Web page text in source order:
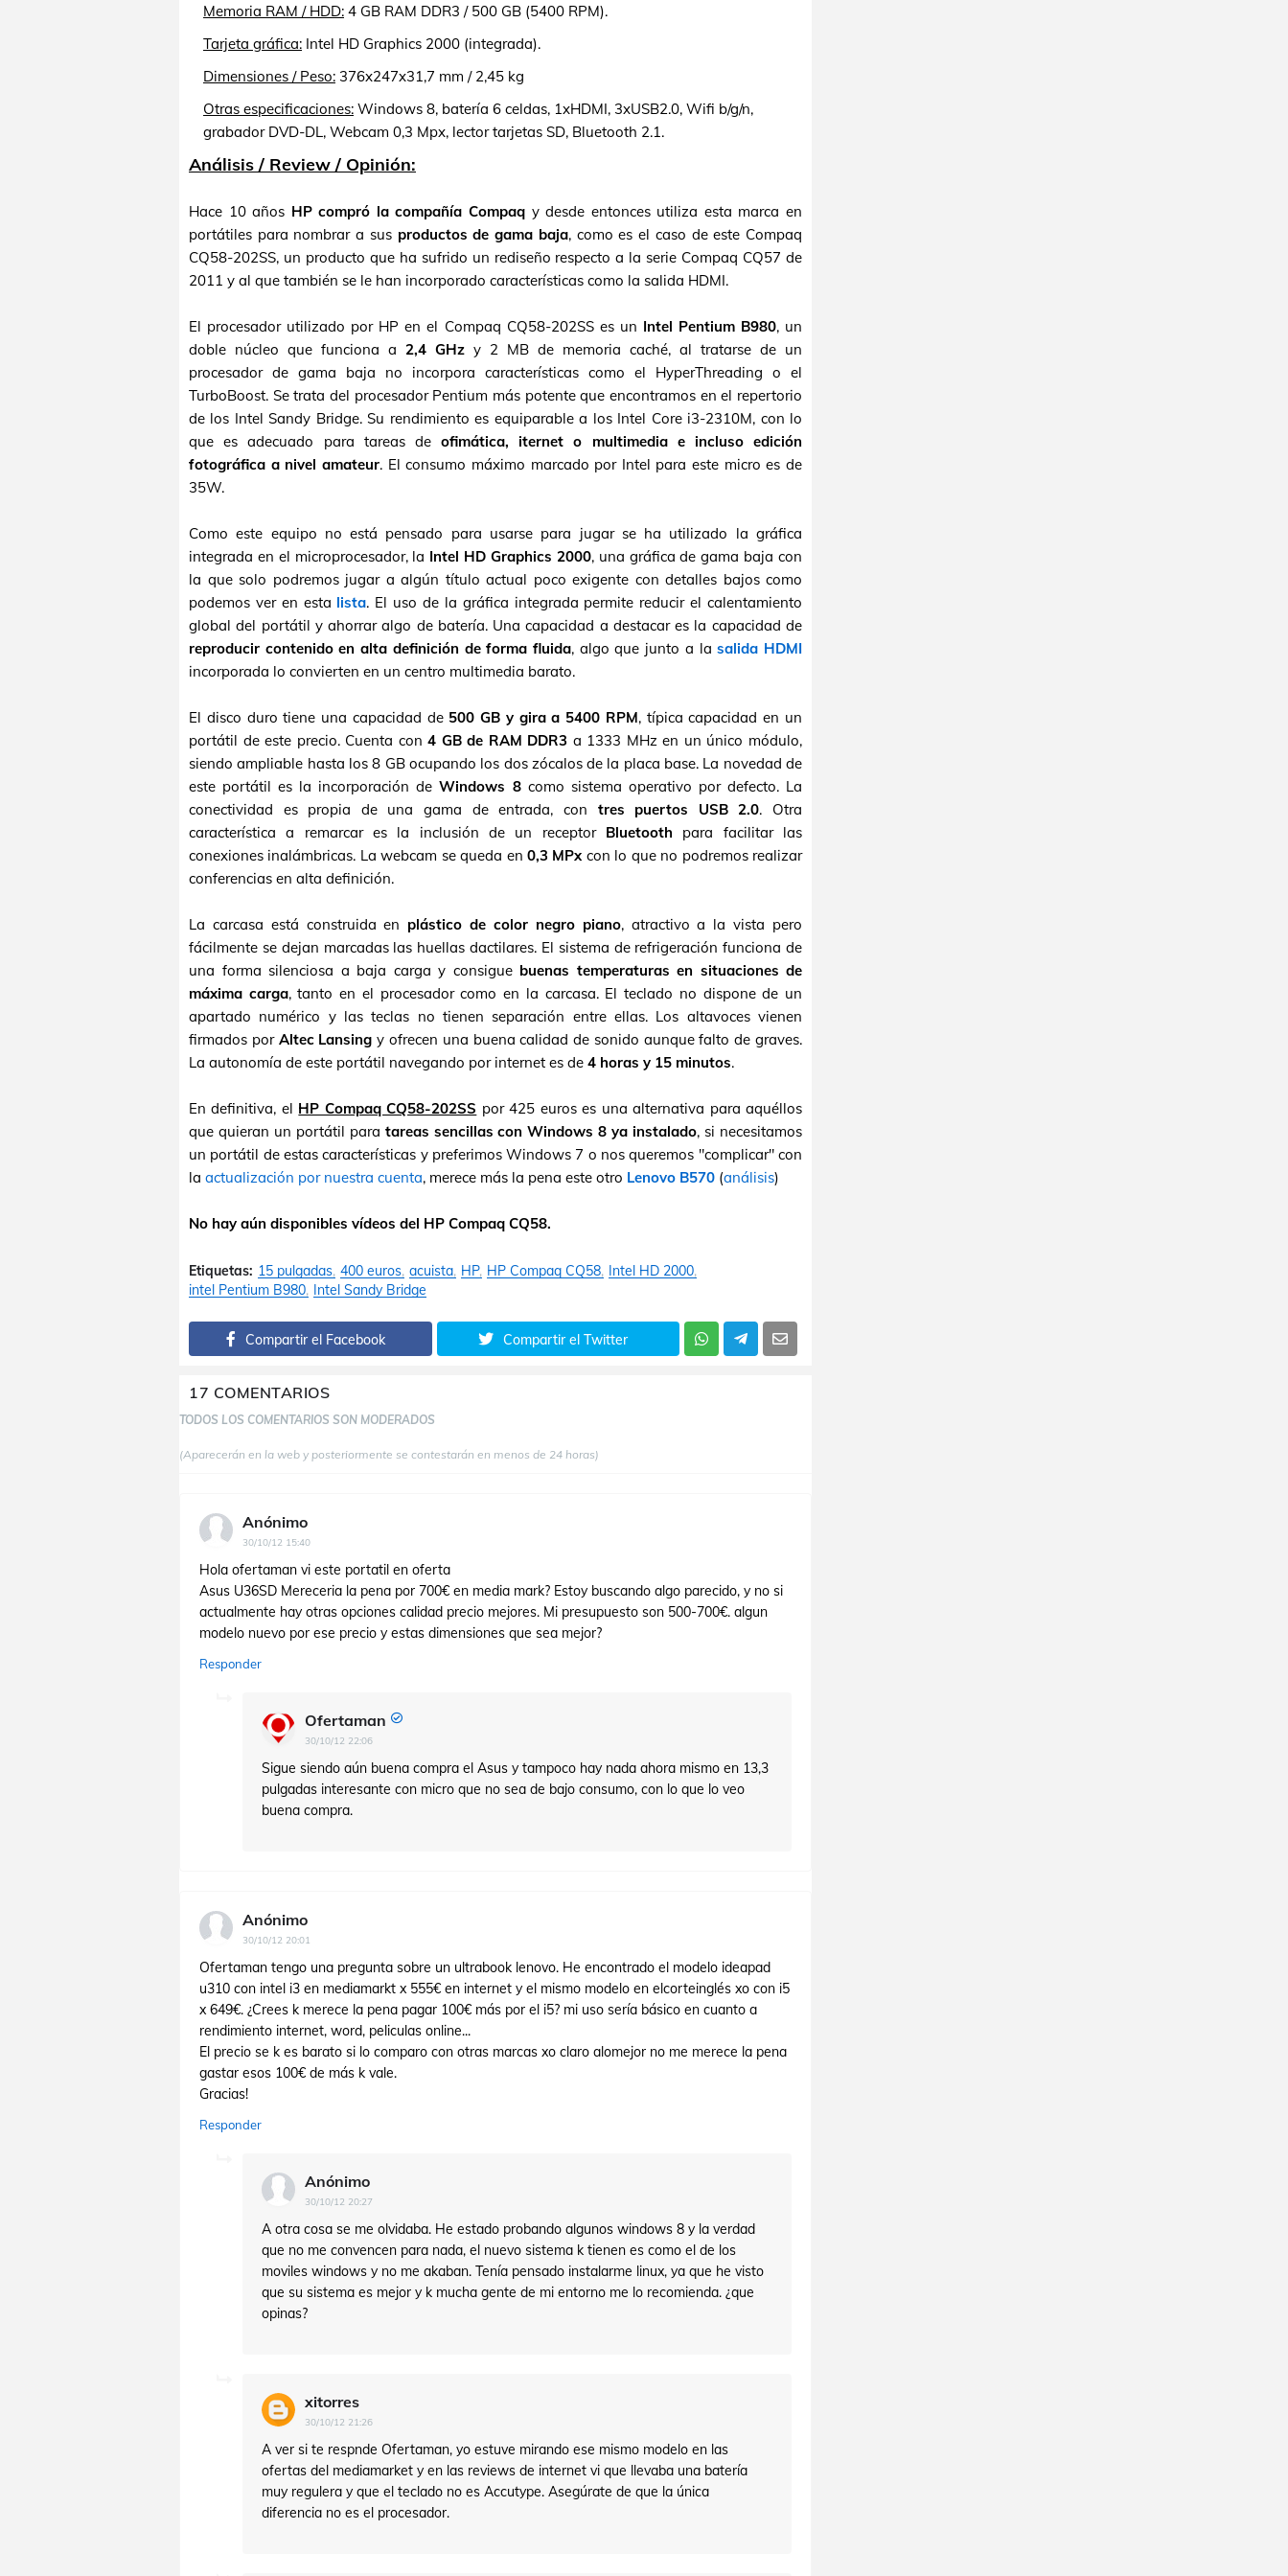
Memoria RAM / HDD: 4 GB RAM DDR3 / 500 GB (5400 RPM).
Tarjeta gráfica: Intel HD Graphics 2000 (integrada).
Dimensiones / Peso: 376x247x31,7 mm / 2,45 kg
Otras especificaciones: Windows 8, batería 6 celdas, 1xHDMI, 3xUSB2.0, Wifi b/g/n,
grabador DVD-DL, Webcam 0,3 Mpx, lector tarjetas SD, Bluetooth 2.1.
Análisis / Review / Opinión:
Hace 10 años HP compró la compañía Compaq y desde entonces utiliza esta marca en
portátiles para nombrar a sus productos de gama baja, como es el caso de este Compaq
CQ58-202SS, un producto que ha sufrido un rediseño respecto a la serie Compaq CQ57 de
2011 y al que también se le han incorporado características como la salida HDMI.
El procesador utilizado por HP en el Compaq CQ58-202SS es un Intel Pentium B980, un
doble núcleo que funciona a 2,4 GHz y 2 MB de memoria caché, al tratarse de un
procesador de gama baja no incorpora características como el HyperThreading o el
TurboBoost. Se trata del procesador Pentium más potente que encontramos en el repertorio
de los Intel Sandy Bridge. Su rendimiento es equiparable a los Intel Core i3-2310M, con lo
que es adecuado para tareas de ofimática, iternet o multimedia e incluso edición
fotográfica a nivel amateur. El consumo máximo marcado por Intel para este micro es de
35W.
Como este equipo no está pensado para usarse para jugar se ha utilizado la gráfica
integrada en el microprocesador, la Intel HD Graphics 2000, una gráfica de gama baja con
la que solo podremos jugar a algún título actual poco exigente con detalles bajos como
podemos ver en esta lista. El uso de la gráfica integrada permite reducir el calentamiento
global del portátil y ahorrar algo de batería. Una capacidad a destacar es la capacidad de
reproducir contenido en alta definición de forma fluida, algo que junto a lasalida HDMI
incorporada lo convierten en un centro multimedia barato.
El disco duro tiene una capacidad de 500 GB y gira a 5400 RPM, típica capacidad en un
portátil de este precio. Cuenta con4 GB de RAM DDR3 a 1333 MHz en un único módulo,
siendo ampliable hasta los 8 GB ocupando los dos zócalos de la placa base. La novedad de
este portátil es la incorporación deWindows 8como sistema operativo por defecto. La
conectividad es propia de una gama de entrada, con tres puertos USB 2.0. Otra
característica a remarcar es la inclusión de un receptor Bluetooth para facilitar las
conexiones inalámbricas. La webcam se queda en 0,3 MPx con lo que no podremos realizar
conferencias en alta definición.
La carcasa está construida en plástico de color negro piano, atractivo a la vista pero
fácilmente se dejan marcadas las huellas dactilares. El sistema de refrigeración funciona de
una forma silenciosa a baja carga y consigue buenas temperaturas en situaciones de
máxima carga, tanto en el procesador como en la carcasa. El teclado no dispone de un
apartado numérico y las teclas no tienen separación entre ellas. Los altavoces vienen
firmados por Altec Lansing y ofrecen una buena calidad de sonido aunque falto de graves.
La autonomía de este portátil navegando por internet es de 4 horas y 15 minutos.
En definitiva, el HP Compaq CQ58-202SS por 425 euros es una alternativa para aquéllos
que quieran un portátil para tareas sencillas con Windows 8 ya instalado, si necesitamos
un portátil de estas características y preferimos Windows 7 o nos queremos "complicar" con
la actualización por nuestra cuenta, merece más la pena este otro Lenovo B570 (análisis)
No hay aún disponibles vídeos del HP Compaq CQ58.
Etiquetas: 15 pulgadas 400 euros acuista HP HP Compaq CQ58 Intel HD 2000
intel Pentium B980 Intel Sandy Bridge
Compartir el Facebook Compartir el Twitter
17 COMENTARIOS
TODOS LOS COMENTARIOS SON MODERADOS
(Aparecerán en la web y posteriormente se contestarán en menos de 24 horas)
Anónimo
30/10/12 15:40
Hola ofertaman vi este portatil en oferta
Asus U36SD Mereceria la pena por 700€ en media mark? Estoy buscando algo parecido, y no si
actualmente hay otras opciones calidad precio mejores. Mi presupuesto son 500-700€. algun
modelo nuevo por ese precio y estas dimensiones que sea mejor?
Responder
Ofertaman
30/10/12 22:06
Sigue siendo aún buena compra el Asus y tampoco hay nada ahora mismo en 13,3
pulgadas interesante con micro que no sea de bajo consumo, con lo que lo veo
buena compra.
Anónimo
30/10/12 20:01
Ofertaman tengo una pregunta sobre un ultrabook lenovo. He encontrado el modelo ideapad
u310 con intel i3 en mediamarkt x 555€ en internet y el mismo modelo en elcorteinglés xo con i5
x 649€. ¿Crees k merece la pena pagar 100€ más por el i5? mi uso sería básico en cuanto a
rendimiento internet, word, peliculas online...
El precio se k es barato si lo comparo con otras marcas xo claro alomejor no me merece la pena
gastar esos 100€ de más k vale.
Gracias!
Responder
Anónimo
30/10/12 20:27
A otra cosa se me olvidaba. He estado probando algunos windows 8 y la verdad
que no me convencen para nada, el nuevo sistema k tienen es como el de los
moviles windows y no me akaban. Tenía pensado instalarme linux, ya que he visto
que su sistema es mejor y k mucha gente de mi entorno me lo recomienda. ¿que
opinas?
xitorres
30/10/12 21:26
A ver si te respnde Ofertaman, yo estuve mirando ese mismo modelo en las
ofertas del mediamarket y en las reviews de internet vi que llevaba una batería
muy regulera y que el teclado no es Accutype. Asegúrate de que la única
diferencia no es el procesador.